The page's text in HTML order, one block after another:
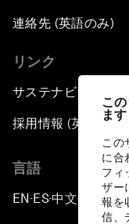
こ
ます
この
に合
フィ
ザー
報を
信、
連絡先 (英語のみ)
リンク
サステナビリティへ
採用情報 (英語のみ)
言語
EN ▪ES▪中文▪ 日本語